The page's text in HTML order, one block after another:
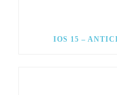
IOS 15 –